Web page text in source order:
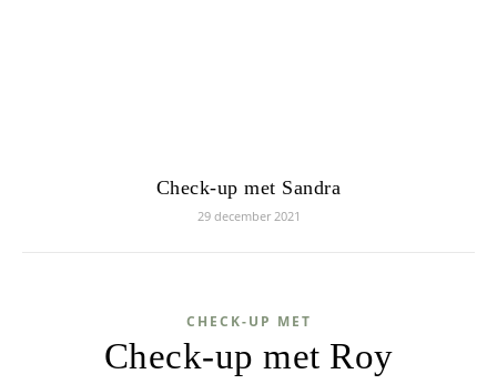
Check-up met Sandra
29 december 2021
CHECK-UP MET
Check-up met Roy